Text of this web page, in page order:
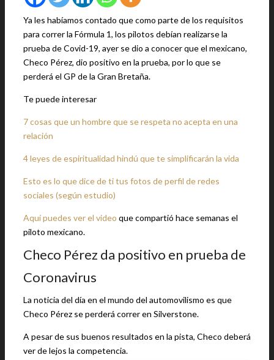
Ya les habíamos contado que como parte de los requisitos
para correr la Fórmula 1, los pilotos debían realizarse la
prueba de Covid-19, ayer se dio a conocer que el mexicano,
Checo Pérez, dio positivo en la prueba, por lo que se
perderá el GP de la Gran Bretaña.
Te puede interesar
7 cosas que un hombre que se respeta no acepta en una
relación
4 leyes de espiritualidad hindú que te simplificarán la vida
Esto es lo que dice de ti tus fotos de perfil de redes
sociales (según estudio)
Aquí puedes ver el video que compartió hace semanas el
piloto mexicano.
Checo Pérez da positivo en prueba de
Coronavirus
La noticia del día en el mundo del automovilismo es que
Checo Pérez se perderá correr en Silverstone.
A pesar de sus buenos resultados en la pista, Checo deberá
ver de lejos la competencia.